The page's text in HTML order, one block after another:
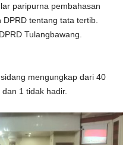
paripurna pembahasan
tentang tata tertib.
Tulangbawang.
mengungkap dari 40
1 tidak hadir.